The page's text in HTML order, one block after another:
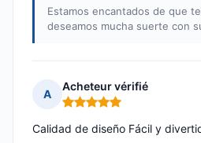
Estamos encantados de que
deseamos mucha suerte con
A
Acheteur vérifié
Nota: 5 de 5
Calidad de diseño Fácil y